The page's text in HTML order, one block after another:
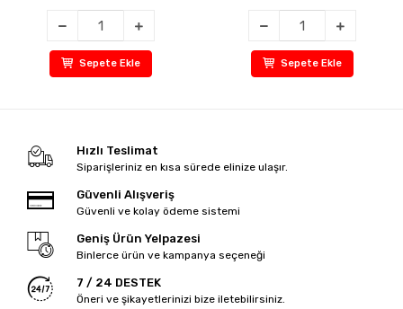
Sepete Ekle Sepete Ekle
Hızlı Teslimat
Siparişleriniz en kısa sürede elinize ulaşır.
Güvenli Alışveriş
Güvenli ve kolay ödeme sistemi
Geniş Ürün Yelpazesi
Binlerce ürün ve kampanya seçeneği
7 / 24 DESTEK
Öneri ve şikayetlerinizi bize iletebilirsiniz.